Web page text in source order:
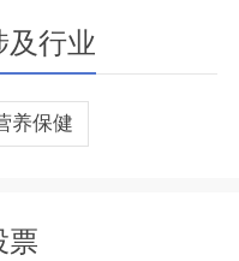
。
及行业
养保健
票